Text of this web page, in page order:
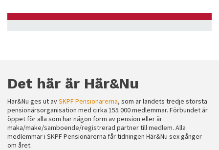
Det här är Här&Nu
Här&Nu ges ut avSKPF Pensionärerna, som är landets tredje största
pensionärsorganisation med cirka 155 000 medlemmar. Förbundet är
öppet för alla som har någon form av pension eller är
maka/make/samboende/registrerad partner till medlem. Alla
medlemmar i SKPF Pensionärerna får tidningen Här&Nu sex gånger
om året.